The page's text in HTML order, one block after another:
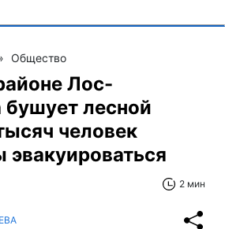
Общество
Лос-
лесной
человек
2 мин